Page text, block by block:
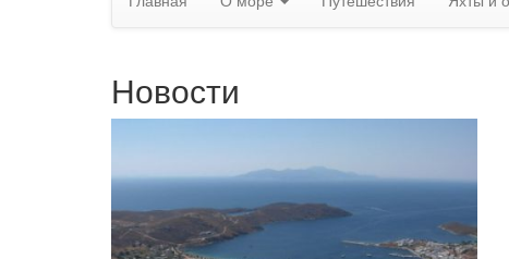
Новости